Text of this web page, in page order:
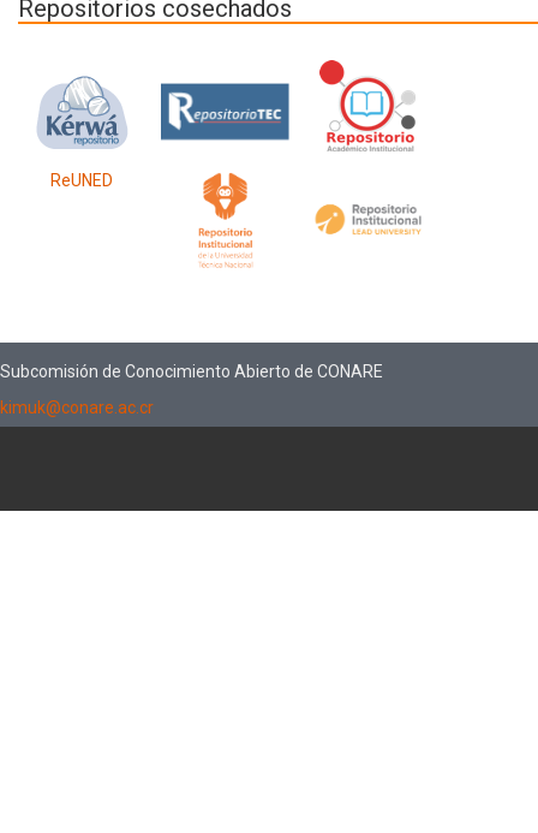
Repositorios cosechados
ReUNED
Subcomisión de Conocimiento Abierto de CONARE
kimuk@conare.ac.cr